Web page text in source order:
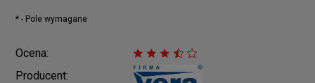
* - Pole wymagane
Ocena:
Producent: